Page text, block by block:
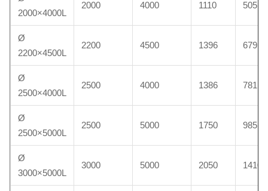
2000×4000L
2000 4000 1110 505
Ø
2200×4500L
2200 4500 1396 679
Ø
2500×4000L
2500 4000 1386 781
Ø
2500×5000L
2500 5000 1750 985
Ø
3000×5000L
3000 5000 2050 1410